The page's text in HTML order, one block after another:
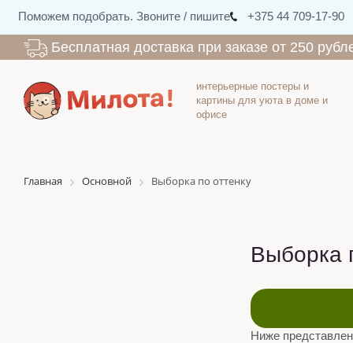
Поможем подобрать. Звоните / пишите +375 44 709-17-90
Бесплатная доставка при заказе от 250
интерьерные постеры и
картины для уюта в доме и
офисе
Главная Основной Выборка по оттенку
Выборка
Ниже